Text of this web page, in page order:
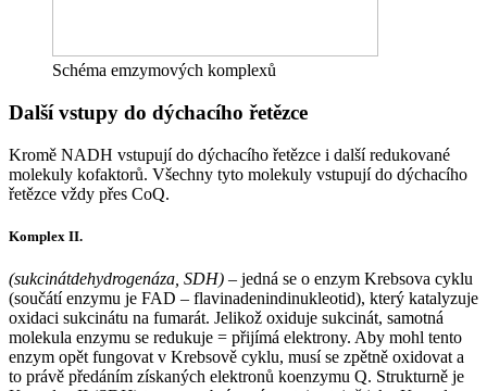
Schéma emzymových komplexů
Další vstupy do dýchacího řetězce
Kromě NADH vstupují do dýchacího řetězce i další redukované
molekuly kofaktorů. Všechny tyto molekuly vstupují do dýchacího
řetězce vždy přes CoQ.
Komplex II.
(sukcinátdehydrogenáza, SDH) – jedná se o enzym Krebsova cyklu
(součátí enzymu je FAD – flavinadenindinukleotid), který katalyzuje
oxidaci sukcinátu na fumarát. Jelikož oxiduje sukcinát, samotná
molekula enzymu se redukuje = přijímá elektrony. Aby mohl tento
enzym opět fungovat v Krebsově cyklu, musí se zpětně oxidovat a
to právě předáním získaných elektronů koenzymu Q. Strukturně je